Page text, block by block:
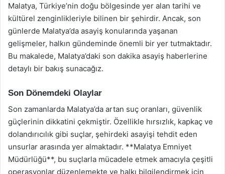
Malatya, Türkiye’nin doğu bölgesinde yer alan tarihi ve
kültürel zenginlikleriyle bilinen bir şehirdir. Ancak, son
günlerde Malatya’da asayiş konularında yaşanan
gelişmeler, halkın gündeminde önemli bir yer tutmaktadır.
Bu makalede, Malatya’daki son dakika asayiş haberlerine
detaylı bir bakış sunacağız.
Son Dönemdeki Olaylar
Son zamanlarda Malatya’da artan suç oranları, güvenlik
güçlerinin dikkatini çekmiştir. Özellikle hırsızlık, kapkaç ve
dolandırıcılık gibi suçlar, şehirdeki asayişi tehdit eden
unsurlar arasında yer almaktadır. **Malatya Emniyet
Müdürlüğü**, bu suçlarla mücadele etmek amacıyla çeşitli
operasyonlar düzenlemekte ve halkı bilgilendirmek için